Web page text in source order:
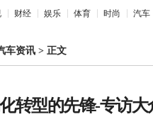
财经 娱乐 体育 时尚 汽车
车资讯 > 正文
转型的先锋-专访